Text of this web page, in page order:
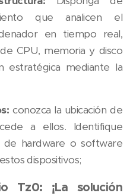
que analicen el
en tiempo real,
CPU, memoria y disco
estratégica mediante la
conozca la ubicación de
a ellos. Identifique
de hardware o software
dispositivos;
Tz0: ¡La solución